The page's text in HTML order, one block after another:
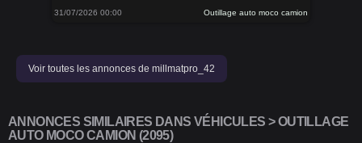
31/07/2026 00:00 Outillage auto moco camion
Voir toutes les annonces de millmatpro_42
ANNONCES SIMILAIRES DANS VÉHICULES > OUTILLAGE
AUTO MOCO CAMION (2095)